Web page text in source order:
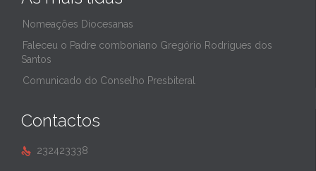
Nomeações Diocesanas
Faleceu o Padre comboniano Gregório Rodrigues dos
Santos
Comunicado do Conselho Presbiteral
Contactos
 232423338